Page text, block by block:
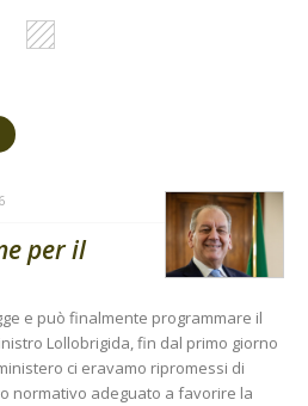
per il
e può finalmente programmare il
Lollobrigida, fin dal primo giorno
ci eravamo ripromessi di
normativo adeguato a favorire la